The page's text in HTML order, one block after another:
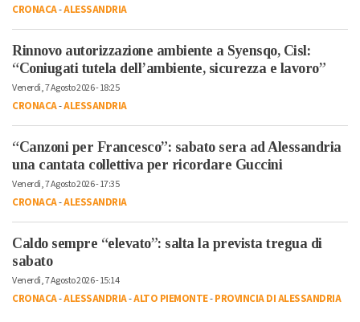
CRONACA-ALESSANDRIA
Rinnovo autorizzazione ambiente a Syensqo, Cisl:
“Coniugati tutela dell’ambiente, sicurezza e lavoro”
Venerdì, 7 Agosto 2026 - 18:25
CRONACA-ALESSANDRIA
“Canzoni per Francesco”: sabato sera ad Alessandria
una cantata collettiva per ricordare Guccini
Venerdì, 7 Agosto 2026 - 17:35
CRONACA-ALESSANDRIA
Caldo sempre “elevato”: salta la prevista tregua di
sabato
Venerdì, 7 Agosto 2026 - 15:14
CRONACA-ALESSANDRIA-ALTO PIEMONTE-PROVINCIA DI ALESSANDRIA